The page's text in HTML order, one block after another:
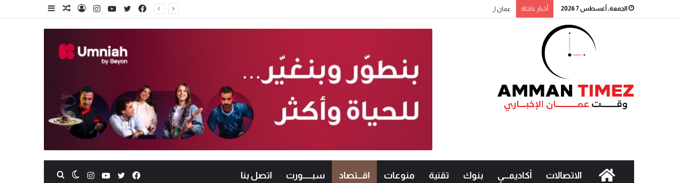
الجمعة, أغسطس 7 2026 أخبار عاجلة عمان الاهلية بطلة الجامعات الأردنية في الكراتيه للطلاب ووصيفه البطولة للطالبات .. صور
الاتصالات أكاديمـــي بنوك تقنية منوعات اقـــتصاد سبــــــورت اتصل بنا